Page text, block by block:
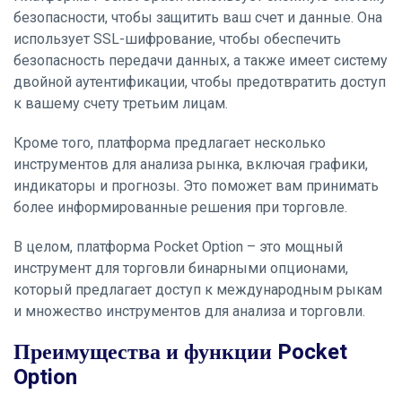
безопасности, чтобы защитить ваш счет и данные. Она
использует SSL-шифрование, чтобы обеспечить
безопасность передачи данных, а также имеет систему
двойной аутентификации, чтобы предотвратить доступ
к вашему счету третьим лицам.
Кроме того, платформа предлагает несколько
инструментов для анализа рынка, включая графики,
индикаторы и прогнозы. Это поможет вам принимать
более информированные решения при торговле.
В целом, платформа Pocket Option – это мощный
инструмент для торговли бинарными опционами,
который предлагает доступ к международным рыкам
и множество инструментов для анализа и торговли.
Преимущества и функции Pocket
Option